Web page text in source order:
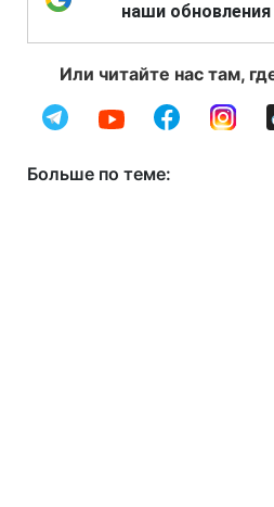
наши обновления
Или читайте нас там,
Больше по теме: